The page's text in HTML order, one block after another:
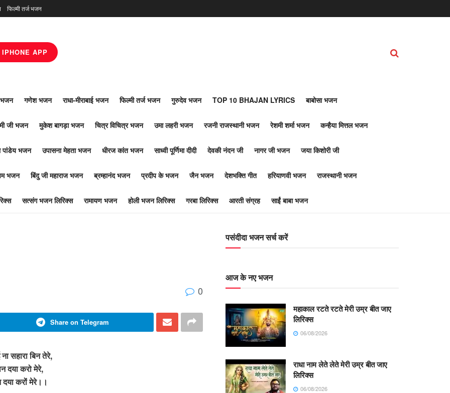
फिल्मी तर्ज भजन
IPHONE APP
भजन गणेश भजन राधा-मीराबाई भजन फिल्मी तर्ज भजन गुरुदेव भजन TOP 10 BHAJAN LYRICS बाबोसा भजन
जी भजन मुकेश बागड़ा भजन चित्र विचित्र भजन उमा लहरी भजन रजनी राजस्थानी भजन रेशमी शर्मा भजन कन्हैया मित्तल भजन
पांडेय भजन उपासना मेहता भजन धीरज कांत भजन साध्वी पूर्णिमा दीदी देवकी नंदन जी नागर जी भजन जया किशोरी जी
भजन बिंदु जी महाराज भजन ब्रम्हानंद भजन प्रदीप के भजन जैन भजन देशभक्ति गीत हरियाणवी भजन राजस्थानी भजन
सत्संग भजन लिरिक्स रामायण भजन होली भजन लिरिक्स गरबा लिरिक्स आरती संग्रह साईं बाबा भजन
0
Share on Telegram
सहारा बिन तेरे,
दया करो मेरे,
दया करों मेरे।।
पसंदीदा भजन सर्च करें
आज के नए भजन
महाकाल रटते रटते मेरी उम्र बीत जाए
लिरिक्स
06/08/2026
राधा नाम लेते लेते मेरी उम्र बीत जाए
लिरिक्स
06/08/2026